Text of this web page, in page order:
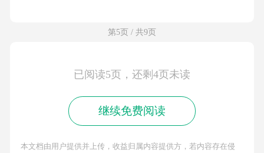
第5页 / 共9页
已阅读5页，还剩4页未读
继续免费阅读
本文档由用户提供并上传，收益归属内容提供方，若内容存在侵